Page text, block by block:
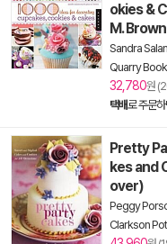
okies &
M.
Sandra
Quarry
32,780원
택배로 주문
Pretty
kes and
over)
Peggy
Clarkson